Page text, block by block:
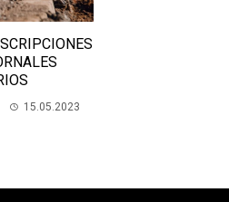
CADA VEZ MÁS ANIMALES
SUELTOS POR LA CIUDAD
clicregional.com